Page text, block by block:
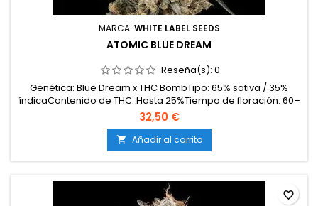
MARCA: WHITE LABEL SEEDS
ATOMIC BLUE DREAM
Reseña(s): 0
Genética: Blue Dream x THC BombTipo: 65% sativa / 35%
índicaContenido de THC: Hasta 25%Tiempo de floración: 60–
65 días en interiorProducción en interior: 500–650
g/m²Producción en exterior: Hasta 2000 g/plantaAltura: 110–
150 cm en interior; hasta 250 cm en exteriorAromas y
sabores: Frutas del bosque, cítricos dulces, tierra húmeda,...
32,50 €
 Añadir al carrito
favorite_border